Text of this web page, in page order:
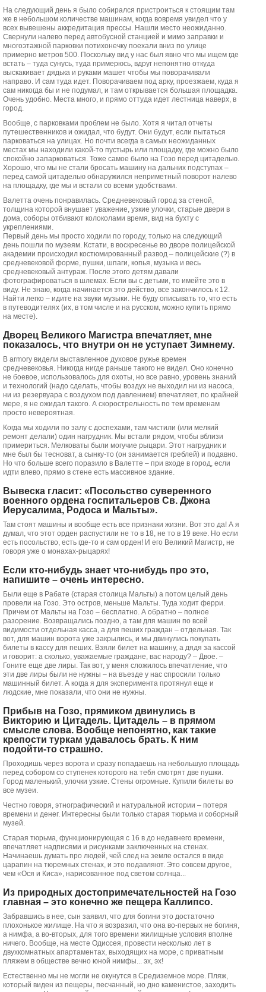
На следующий день я было собирался пристроиться к стоящим там
же в небольшом количестве машинам, когда вовремя увидел что у
всех вывешены аккредитация прессы. Нашли место неожиданно.
Свернули налево перед автобусной станцией и мимо заправки и
многоэтажной парковки потихонечку поехали вниз по улице
примерно метров 500. Поскольку вид у нас был явно что мы ищем где
встать – туда сунусь, туда примерюсь, вдруг непонятно откуда
выскакивает дядька и руками машет чтобы мы поворачивали
направо. И сам туда идет. Поворачиваем под арку, проезжаем, куда я
сам никогда бы и не подумал, и там открывается большая площадка.
Очень удобно. Места много, и прямо оттуда идет лестница наверх, в
город.
Вообще, с парковками проблем не было. Хотя я читал отчеты
путешественников и ожидал, что будут. Они будут, если пытаться
парковаться на улицах. Но почти всегда в самых неожиданных
местах мы находили какой-то пустырь или площадку, где можно было
спокойно запарковаться. Тоже самое было на Гозо перед цитаделью.
Хорошо, что мы не стали бросать машину на дальних подступах –
перед самой цитаделью обнаружился неприметный поворот налево
на площадку, где мы и встали со всеми удобствами.
Валетта очень понравилась. Средневековый город за стеной,
толщина которой внушает уважение, узкие улочки, старые двери в
дома, соборы отбивают колоколами время, вид на бухту с
укреплениями.
Первый день мы просто ходили по городу, только на следующий
день пошли по музеям. Кстати, в воскресенье во дворе полицейской
академии происходил костюмированный развод – полицейские (?) в
средневековой форме, пушки, шпаги, копья, музыка и весь
средневековый антураж. После этого детям давали
фотографироваться в шлемах. Если вы с детьми, то имейте это в
виду. Не знаю, когда начинается это действо, все закончилось к 12.
Найти легко – идите на звуки музыки. Не буду описывать то, что есть
в путеводителях (их, в том числе и на русском, можно купить прямо
на месте).
Дворец Великого Магистра впечатляет, мне
показалось, что внутри он не уступает Зимнему.
В armory видели выставленное духовое ружье времен
средневековья. Никогда нигде раньше такого не видел. Оно конечно
не боевое, использовалось для охоты, но все равно, уровень знаний
и технологий (надо сделать, чтобы воздух не выходил ни из насоса,
ни из резервуара с воздухом под давлением) впечатляет, по крайней
мере, я не ожидал такого. А скорострельность по тем временам
просто невероятная.
Когда мы ходили по залу с доспехами, там чистили (или мелкий
ремонт делали) один нагрудник. Мы встали рядом, чтобы вблизи
примериться. Мелковаты были могучие рыцари. Этот нагрудник и
мне был бы тесноват, а сынку-то (он занимается греблей) и подавно.
Но что больше всего поразило в Валетте – при входе в город, если
идти влево, прямо в стене есть массивное здание.
Вывеска гласит: «Посольство суверенного
военного ордена госпитальеров Св. Джона
Иерусалима, Родоса и Мальты».
Там стоят машины и вообще есть все признаки жизни. Вот это да! А я
думал, что этот орден распустили не то в 18, не то в 19 веке. Но если
есть посольство, есть где-то и сам орден! И его Великий Магистр, не
говоря уже о монахах-рыцарях!
Если кто-нибудь знает что-нибудь про это,
напишите – очень интересно.
Были еще в Рабате (старая столица Мальты) а потом целый день
провели на Гозо. Это остров, меньше Мальты. Туда ходит ферри.
Причем от Мальты на Гозо – бесплатно. А обратно – полное
разорение. Возвращались поздно, а там для машин по всей
видимости отдельная касса, а для пеших граждан – отдельная. Так
вот, для машин ворота уже закрылись, и мы двинулись покупать
билеты в кассу для пеших. Взяли билет на машину, а дядя за кассой
и говорит: а сколько, уважаемые граждане, вас народу? – Двое. –
Гоните еще две лиры. Так вот, у меня сложилось впечатление, что
эти две лиры были не нужны – на въезде у нас спросили только
машинный билет. А когда я для эксперимента протянул еще и
людские, мне показали, что они не нужны.
Прибыв на Гозо, прямиком двинулись в
Викторию и Цитадель. Цитадель – в прямом
смысле слова. Вообще непонятно, как такие
крепости туркам удавалось брать. К ним
подойти-то страшно.
Проходишь через ворота и сразу попадаешь на небольшую площадь
перед собором со ступенек которого на тебя смотрят две пушки.
Город маленький, улочки узкие. Стены огромные. Купили билеты во
все музеи.
Честно говоря, этнографический и натуральной истории – потеря
времени и денег. Интересны были только старая тюрьма и соборный
музей.
Старая тюрьма, функционирующая с 16 в до недавнего времени,
впечатляет надписями и рисунками заключенных на стенах.
Начинаешь думать про людей, чей след на земле остался в виде
царапин на тюремных стенах, и это подавляют. Это совсем другое,
чем «Ося и Киса», нарисованное под светом солнца...
Из природных достопримечательностей на Гозо
главная – это конечно же пещера Каллипсо.
Забравшись в нее, сын заявил, что для богини это достаточно
плохонькое жилище. На что я возразил, что она во-первых не богиня,
а нимфа, а во-вторых, для того времени жилищные условия вполне
ничего. Вообще, на месте Одиссея, провести несколько лет в
двухкомнатных апартаментах, выходящих на море, с приватным
пляжем в обществе вечно юной нимфы... эх, эх!
Естественно мы не могли не окунутся в Средиземное море. Пляж,
который виден из пещеры, песчанный, но дно каменистое, заходить